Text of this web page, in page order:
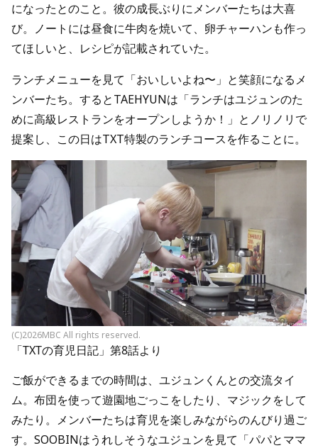
になったとのこと。彼の成長ぶりにメンバーたちは大喜
び。ノートには昼食に牛肉を焼いて、卵チャーハンも作っ
てほしいと、レシピが記載されていた。
ランチメニューを見て「おいしいよね〜」と笑顔になるメ
ンバーたち。するとTAEHYUNは「ランチはユジュンのた
めに高級レストランをオープンしようか！」とノリノリで
提案し、この日はTXT特製のランチコースを作ることに。
(C)2026MBC All rights reserved.
「TXTの育児日記」第8話より
ご飯ができるまでの時間は、ユジュンくんとの交流タイ
ム。布団を使って遊園地ごっこをしたり、マジックをして
みたり。メンバーたちは育児を楽しみながらのんびり過ご
す。SOOBINはうれしそうなユジュンを見て「パパとママ